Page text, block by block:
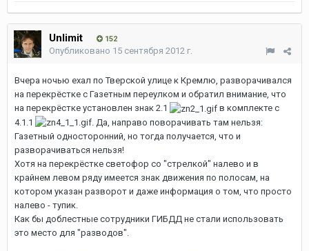
Unlimit 152
Опубликовано 15 сентября 2012 г.
Вчера ночью ехал по Тверской улице к Кремлю, разворачивался
на перекрёстке с Газетным переулком и обратил внимание, что
на перекрёстке установлен знак 2.1
в комплекте с
4.1.1
. Да, направо поворачивать там нельзя:
Газетный односторонний, но тогда получается, что и
разворачиваться нельзя!
Хотя на перекрёстке светофор со "стрелкой" налево и в
крайнем левом ряду имеется знак движения по полосам, на
котором указан разворот и даже информация о том, что просто
налево - тупик.
Как бы доблестные сотрудники ГИБДД не стали использовать
это место для "разводов".